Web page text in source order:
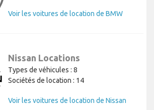
Voir les voitures de location de BMW
Nissan Locations
Types de véhicules : 8
Sociétés de location : 14
Voir les voitures de location de Nissan